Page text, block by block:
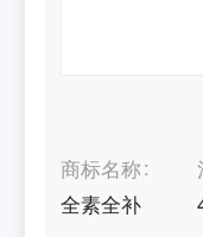
商标名称
全素全补